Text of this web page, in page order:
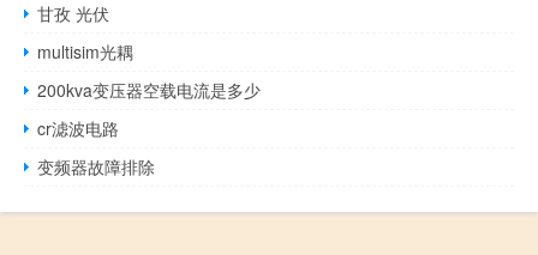
甘孜 光伏
multisim光耦
200kva变压器空载电流是多少
cr滤波电路
变频器故障排除